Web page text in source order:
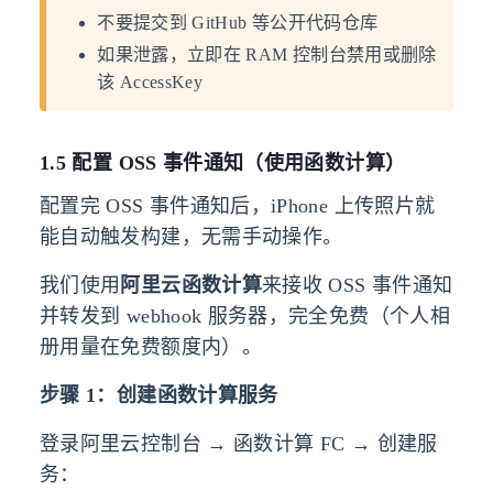
不要提交到 GitHub 等公开代码仓库
如果泄露，立即在 RAM 控制台禁用或删除
该 AccessKey
1.5 配置 OSS 事件通知（使用函数计算）
配置完 OSS 事件通知后，iPhone 上传照片就
能自动触发构建，无需手动操作。
我们使用 阿里云函数计算来接收 OSS 事件通知
并转发到 webhook 服务器，完全免费（个人相
册用量在免费额度内）。
步骤 1：创建函数计算服务
登录阿里云控制台 → 函数计算 FC → 创建服
务：